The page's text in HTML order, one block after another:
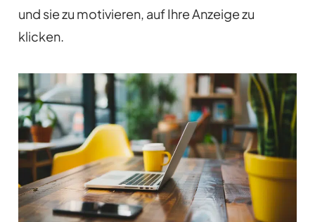
und sie zu motivieren, auf Ihre Anzeige zu
klicken.